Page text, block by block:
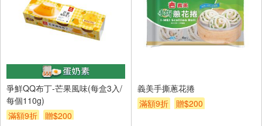
爭鮮QQ布丁-芒果風味(每盒3入/
每個110g)
滿額9折
贈$200
義美手撕蔥花捲
滿額9折
贈$200